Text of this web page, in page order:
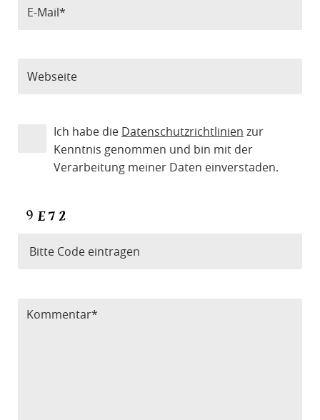
Ich habe die Datenschutzrichtlinien zur
Kenntnis genommen und bin mit der
Verarbeitung meiner Daten einverstaden.